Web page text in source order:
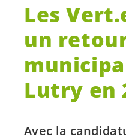
Les
un
Lutry en
Avec la